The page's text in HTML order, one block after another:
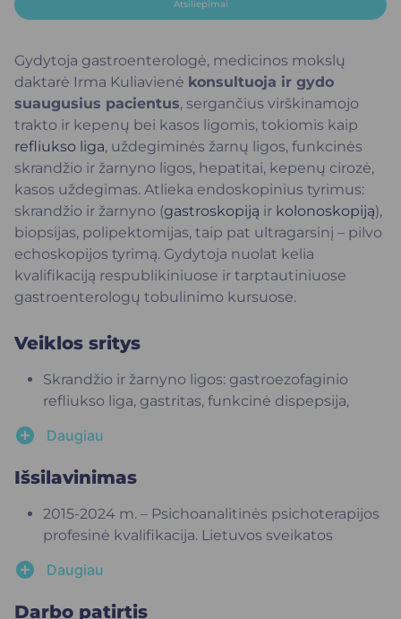
Atsiliepimai
Gydytoja gastroenterologė, medicinos mokslų
daktarė Irma Kuliavienė konsultuoja ir gydo
suaugusius pacientus, sergančius virškinamojo
trakto ir kepenų bei kasos ligomis, tokiomis kaip
refliukso liga, uždegiminės žarnų ligos, funkcinės
skrandžio ir žarnyno ligos, hepatitai, kepenų cirozė,
kasos uždegimas. Atlieka endoskopinius tyrimus:
skrandžio ir žarnyno (gastroskopiją ir kolonoskopiją),
biopsijas, polipektomijas, taip pat ultragarsinį – pilvo
echoskopijos tyrimą. Gydytoja nuolat kelia
kvalifikaciją respublikiniuose ir tarptautiniuose
gastroenterologų tobulinimo kursuose.
Veiklos sritys
Skrandžio ir žarnyno ligos: gastroezofaginio
refliukso liga, gastritas, funkcinė dispepsija,
liga, dirgliosios žarnos sindromas, vidurių
užkietėjimas ir kt.;
Kepenų ir kasos ligos: hepatitai, kepenų cirozė,
lėtinis ir ūminis kasos uždegimas;
Viršutinio ir apatinio virškinamojo trakto
kolonoskopija;
add_circle Daugiau
Išsilavinimas
2015-2024 m. – Psichoanalitinės psichoterapijos
profesinė kvalifikacija. Lietuvos sveikatos
2014 m. – Daktaro disertacija, mokslinio darbo
tema: oksidacinio streso ir mitochondrijų
add_circle Daugiau
Darbo patirtis